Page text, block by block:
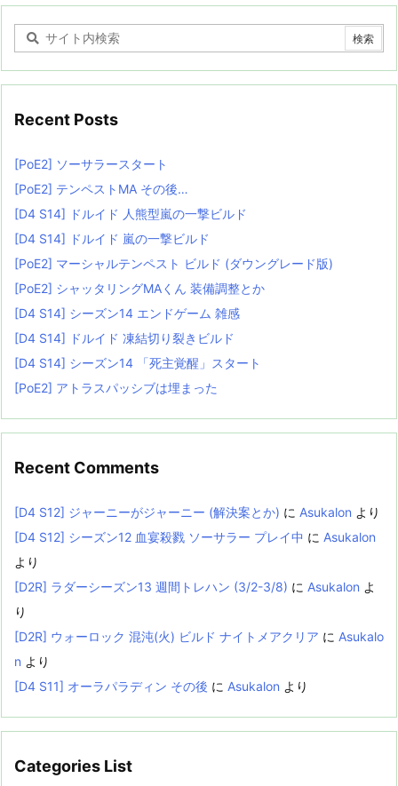
Recent Posts
[PoE2] ソーサラースタート
[PoE2] テンペストMA その後…
[D4 S14] ドルイド 人熊型嵐の一撃ビルド
[D4 S14] ドルイド 嵐の一撃ビルド
[PoE2] マーシャルテンペスト ビルド (ダウングレード版)
[PoE2] シャッタリングMAくん 装備調整とか
[D4 S14] シーズン14 エンドゲーム 雑感
[D4 S14] ドルイド 凍結切り裂きビルド
[D4 S14] シーズン14 「死主覚醒」スタート
[PoE2] アトラスパッシブは埋まった
Recent Comments
[D4 S12] ジャーニーがジャーニー (解決案とか) に Asukalon より
[D4 S12] シーズン12 血宴殺戮 ソーサラー プレイ中 に Asukalon
より
[D2R] ラダーシーズン13 週間トレハン (3/2-3/8) に Asukalon よ
り
[D2R] ウォーロック 混沌(火) ビルド ナイトメアクリア に Asukalo
n より
[D4 S11] オーラパラディン その後 に Asukalon より
Categories List